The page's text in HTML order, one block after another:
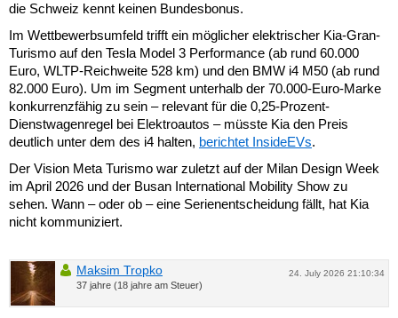
die Schweiz kennt keinen Bundesbonus.
Im Wettbewerbsumfeld trifft ein möglicher elektrischer Kia-Gran-
Turismo auf den Tesla Model 3 Performance (ab rund 60.000
Euro, WLTP-Reichweite 528 km) und den BMW i4 M50 (ab rund
82.000 Euro). Um im Segment unterhalb der 70.000-Euro-Marke
konkurrenzfähig zu sein – relevant für die 0,25-Prozent-
Dienstwagenregel bei Elektroautos – müsste Kia den Preis
deutlich unter dem des i4 halten, berichtet InsideEVs.
Der Vision Meta Turismo war zuletzt auf der Milan Design Week
im April 2026 und der Busan International Mobility Show zu
sehen. Wann – oder ob – eine Serienentscheidung fällt, hat Kia
nicht kommuniziert.
24. July 2026 21:10:34
Maksim Tropko
37 jahre (18 jahre am Steuer)